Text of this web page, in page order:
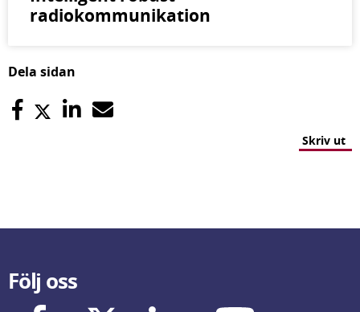
radiokommunikation
Dela sidan
Skriv ut
Följ oss